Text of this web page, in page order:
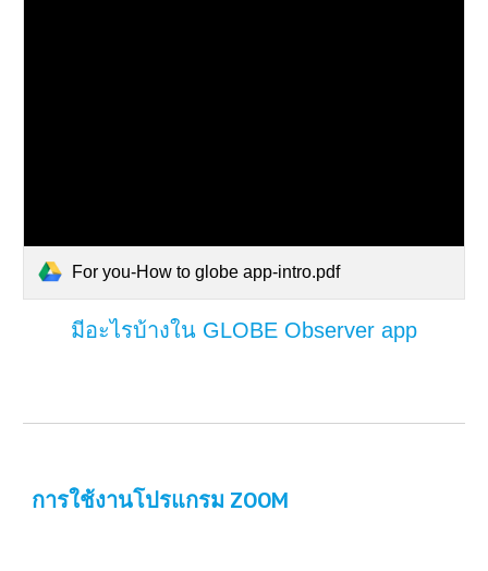
For you-How to globe app-intro.pdf
มีอะไรบ้างใน GLOBE Observer app
การใช้งานโปรแกรม ZOOM